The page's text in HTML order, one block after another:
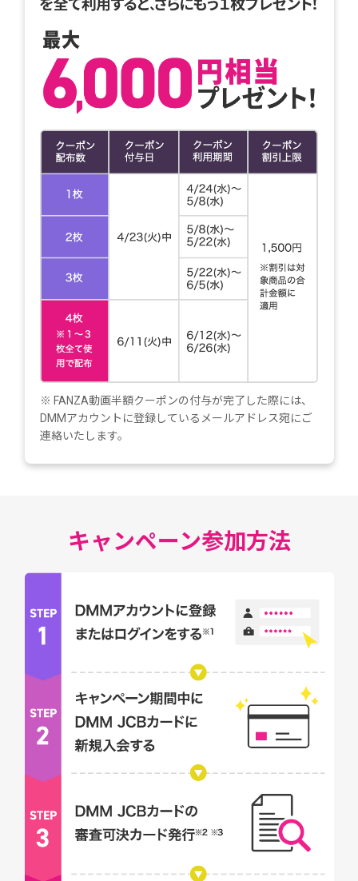
※ FANZA動画半額クーポンの付与が完了した際には、
DMMアカウントに登録しているメールアドレス宛にご
連絡いたします。
キャンペーン参加方法